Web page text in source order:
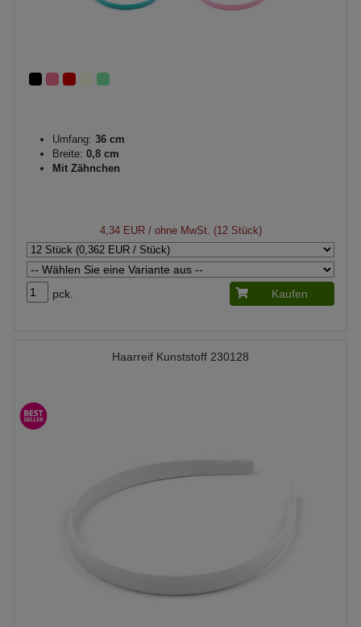
Umfang: 36 cm
Breite: 0,8 cm
Mit Zähnchen
4,34 EUR/ ohne MwSt. (12 Stück)
pck. Kaufen
Haarreif Kunststoff 230128